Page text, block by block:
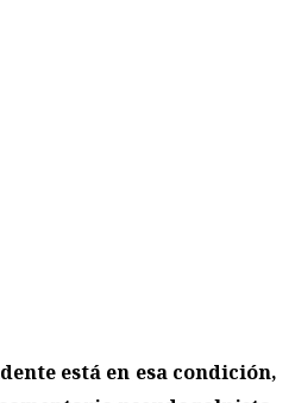
está en esa condición,